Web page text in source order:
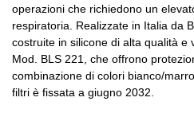
operazioni che richiedono un
respiratoria. Realizzate in Italia da
costruite in silicone di alta qualità e
Mod. BLS 221, che offrono
combinazione di colori bianco/
filtri è fissata a giugno 2032.